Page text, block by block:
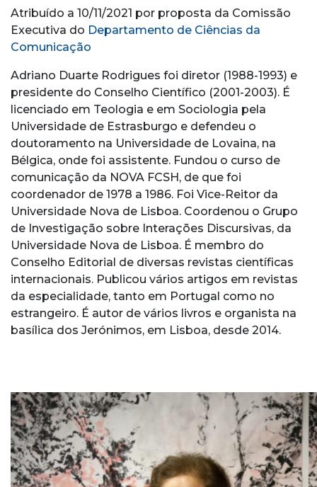
Atribuído a 10/11/2021 por proposta da Comissão
Executiva do Departamento de Ciências da
Comunicação
Adriano Duarte Rodrigues foi diretor (1988-1993) e
presidente do Conselho Científico (2001-2003). É
licenciado em Teologia e em Sociologia pela
Universidade de Estrasburgo e defendeu o
doutoramento na Universidade de Lovaina, na
Bélgica, onde foi assistente. Fundou o curso de
comunicação da NOVA FCSH, de que foi
coordenador de 1978 a 1986. Foi Vice-Reitor da
Universidade Nova de Lisboa. Coordenou o Grupo
de Investigação sobre Interações Discursivas, da
Universidade Nova de Lisboa. É membro do
Conselho Editorial de diversas revistas científicas
internacionais. Publicou vários artigos em revistas
da especialidade, tanto em Portugal como no
estrangeiro. É autor de vários livros e organista na
basílica dos Jerónimos, em Lisboa, desde 2014.